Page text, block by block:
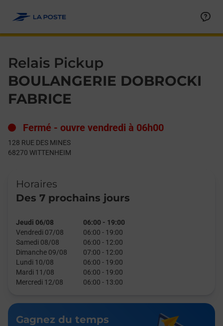
Relais Pickup
BOULANGERIE DOBROCKI
FABRICE
Fermé - ouvre vendredi à 06h00
128 RUE DES MINES
68270 WITTENHEIM
Horaires
Des 7 prochains jours
Jeudi 06/08 06:00 - 19:00
Vendredi 07/08
06:00 - 19:00
Samedi 08/08
06:00 - 12:00
Dimanche 09/08
07:00 - 12:00
Lundi 10/08
06:00 - 19:00
Mardi 11/08
06:00 - 19:00
Mercredi 12/08
06:00 - 13:00
Gagnez du temps